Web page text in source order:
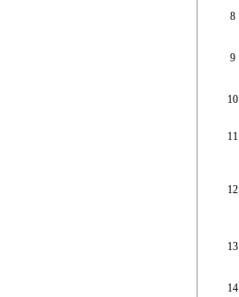
8
9
10
11
12
13
14